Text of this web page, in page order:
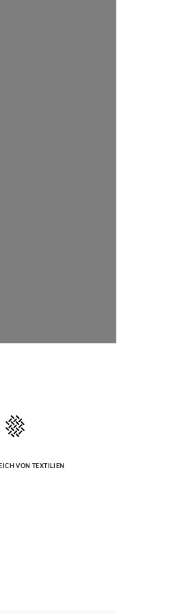
VON TEXTILIEN